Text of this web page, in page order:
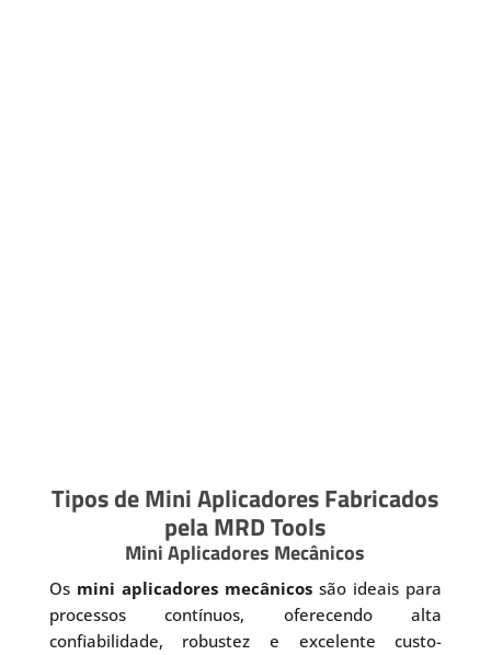
Tipos de Mini Aplicadores Fabricados
pela MRD Tools
Mini Aplicadores Mecânicos
Os mini aplicadores mecânicos são ideais para
processos contínuos, oferecendo alta
confiabilidade, robustez e excelente custo-